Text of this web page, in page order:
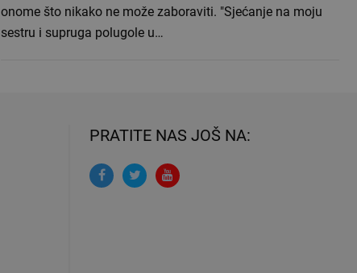
onome što nikako ne može zaboraviti. "Sjećanje na moju
sestru i supruga polugole u…
PRATITE NAS JOŠ NA: